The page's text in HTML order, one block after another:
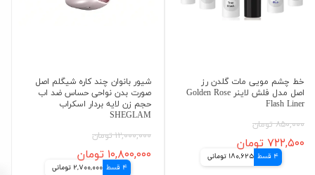
خط چشم مویی مات گلدن رز
اصل مدل فلش لاینر Golden Rose
Flash Liner
۸۵۰,۰۰۰ تومان
۷۲۲,۵۰۰ تومان
4 قسط 180,625 تومانی
شیور بانوان چند کاره شیگلم اصل
صورت بدن نواحی حساس ضد اب
حجم زن لایه بردار اسکراب
SHEGLAM
۱۲,۰۰۰,۰۰۰ تومان
۱۰,۸۰۰,۰۰۰ تومان
4 قسط 2,700,000 تومانی